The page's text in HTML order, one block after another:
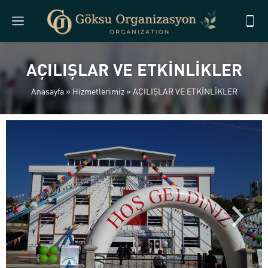
AÇILIŞLAR VE ETKİNLİKLER
Anasayfa» Hizmetlerimiz» AÇILIŞLAR VE ETKİNLİKLER